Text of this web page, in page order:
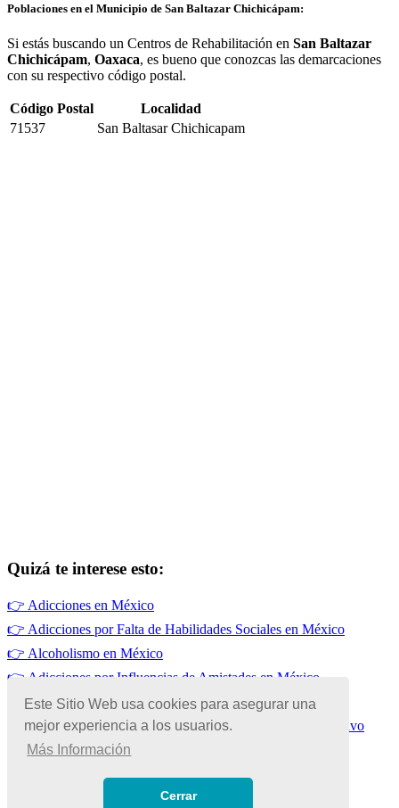
Este Sitio Web usa cookies para asegurar una
mejor experiencia a los usuarios.
Más Información
Cerrar
Poblaciones en el Municipio de San Baltazar Chichicápam:
Si estás buscando un Centros de Rehabilitación en San Baltazar
Chichicápam, Oaxaca, es bueno que conozcas las demarcaciones
con su respectivo código postal.
Código Postal
Localidad
71537
San Baltasar Chichicapam
Quizá te interese esto:
👉 Adicciones en México
👉 Adicciones por Falta de Habilidades Sociales en México
👉 Alcoholismo en México
👉 Adicciones por Influencias de Amistades en México
👉Adicciones por Genética en México
👉Adicciones para Mejorar el Rendimiento Físico y Deportivo
© Copyright 2026 | Todos los Derechos Reservados